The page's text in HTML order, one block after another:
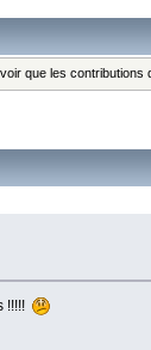
que les
!!!!!